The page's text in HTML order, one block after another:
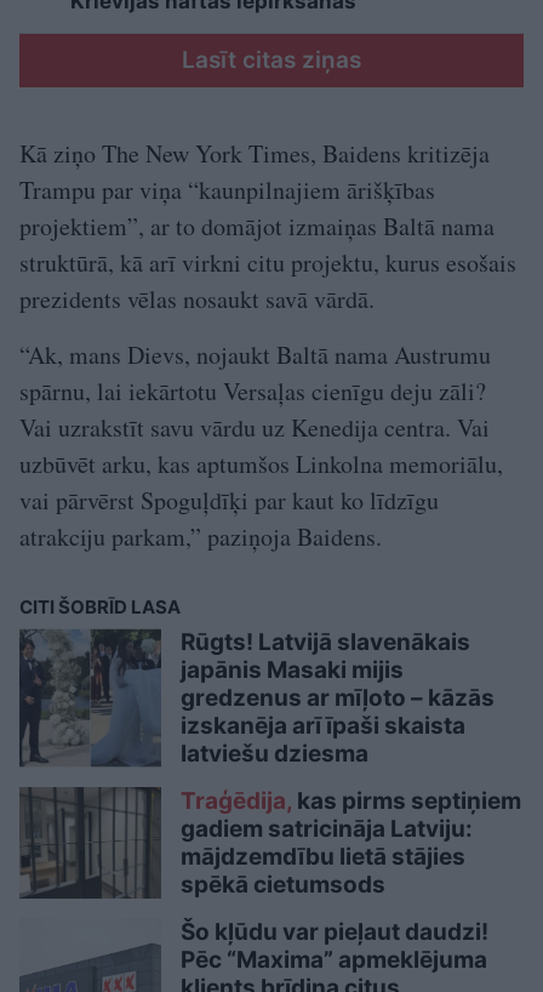
Lasīt citas ziņas
Kā ziņo The New York Times, Baidens kritizēja
Trampu par viņa “kaunpilnajiem ārišķības
projektiem”, ar to domājot izmaiņas Baltā nama
struktūrā, kā arī virkni citu projektu, kurus esošais
prezidents vēlas nosaukt savā vārdā.
“Ak, mans Dievs, nojaukt Baltā nama Austrumu
spārnu, lai iekārtotu Versaļas cienīgu deju zāli?
Vai uzrakstīt savu vārdu uz Kenedija centra. Vai
uzbūvēt arku, kas aptumšos Linkolna memoriālu,
vai pārvērst Spoguļdīķi par kaut ko līdzīgu
atrakciju parkam,” paziņoja Baidens.
CITI ŠOBRĪD LASA
Rūgts! Latvijā slavenākais
japānis Masaki mijis
gredzenus ar mīļoto – kāzās
izskanēja arī īpaši skaista
latviešu dziesma
Traģēdija, kas pirms septiņiem
gadiem satricināja Latviju:
mājdzemdību lietā stājies
spēkā cietumsods
Šo kļūdu var pieļaut daudzi!
Pēc “Maxima” apmeklējuma